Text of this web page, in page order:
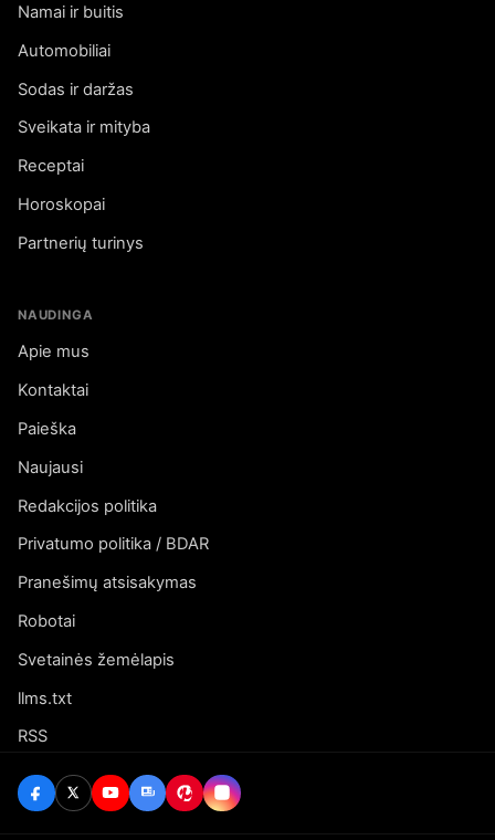
Namai ir buitis
Automobiliai
Sodas ir daržas
Sveikata ir mityba
Receptai
Horoskopai
Partnerių turinys
NAUDINGA
Apie mus
Kontaktai
Paieška
Naujausi
Redakcijos politika
Privatumo politika / BDAR
Pranešimų atsisakymas
Robotai
Svetainės žemėlapis
llms.txt
RSS